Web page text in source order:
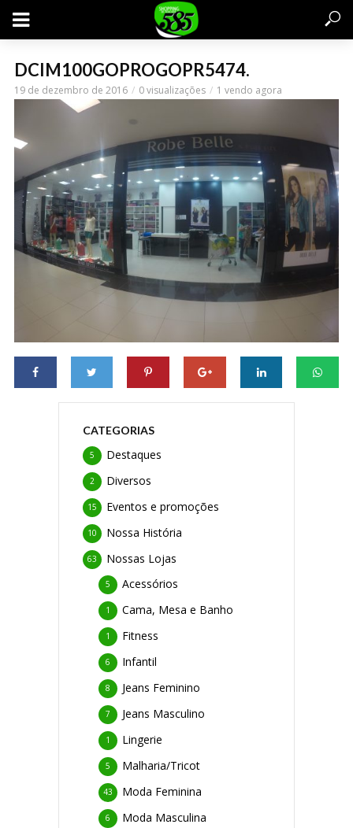
DCIM100GOPROGOPR5474.
19 de dezembro de 2016 0 visualizações 1 vendo agora
CATEGORIAS
Destaques
5
Diversos
2
Eventos e promoções
15
Nossa História
10
Nossas Lojas
63
Acessórios
5
Cama, Mesa e Banho
1
Fitness
1
Infantil
6
Jeans Feminino
8
Jeans Masculino
7
Lingerie
1
Malharia/Tricot
5
Moda Feminina
43
Moda Masculina
6